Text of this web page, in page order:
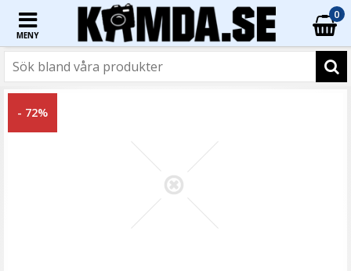
MENY
0
- 72%